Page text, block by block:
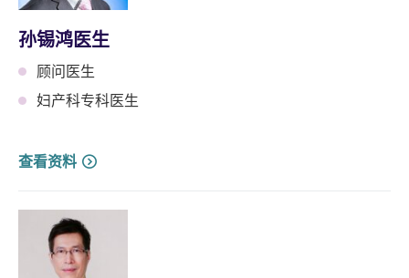
孙锡鸿医生
顾问医生
妇产科专科医生
查看资料